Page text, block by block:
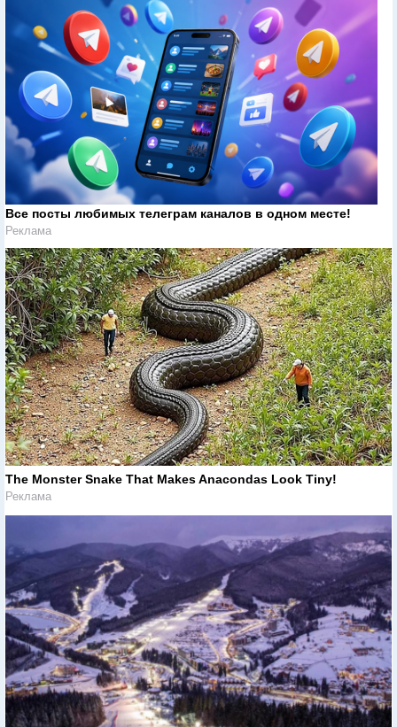
Все посты любимых телеграм каналов в одном месте!
Реклама
The Monster Snake That Makes Anacondas Look Tiny!
Реклама